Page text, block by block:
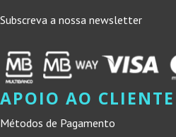
Subscreva a nossa newsletter
APOIO AO CLIENTE
Métodos de Pagamento